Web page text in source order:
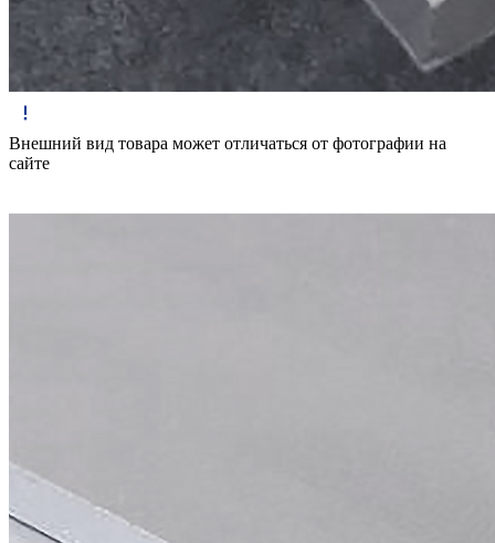
Внешний вид товара может отличаться от фотографии на
сайте